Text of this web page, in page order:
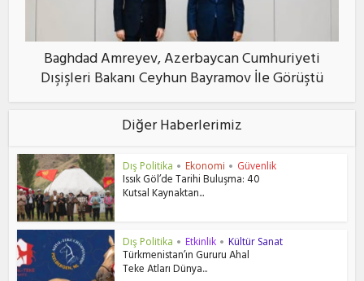
Baghdad Amreyev, Azerbaycan Cumhuriyeti
Dışişleri Bakanı Ceyhun Bayramov İle Görüştü
Diğer Haberlerimiz
Dış Politika • Ekonomi • Güvenlik
Issık Göl’de Tarihi Buluşma: 40
Kutsal Kaynaktan...
Dış Politika • Etkinlik • Kültür Sanat
Türkmenistan’ın Gururu Ahal
Teke Atları Dünya...